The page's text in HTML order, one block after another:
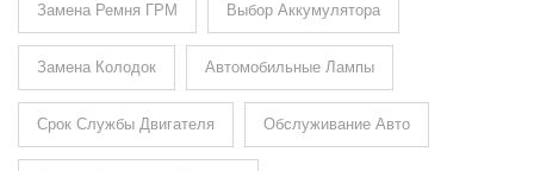
Замена Ремня ГРМ Выбор Аккумулятора
Замена Колодок Автомобильные Лампы
Срок Службы Двигателя Обслуживание Авто